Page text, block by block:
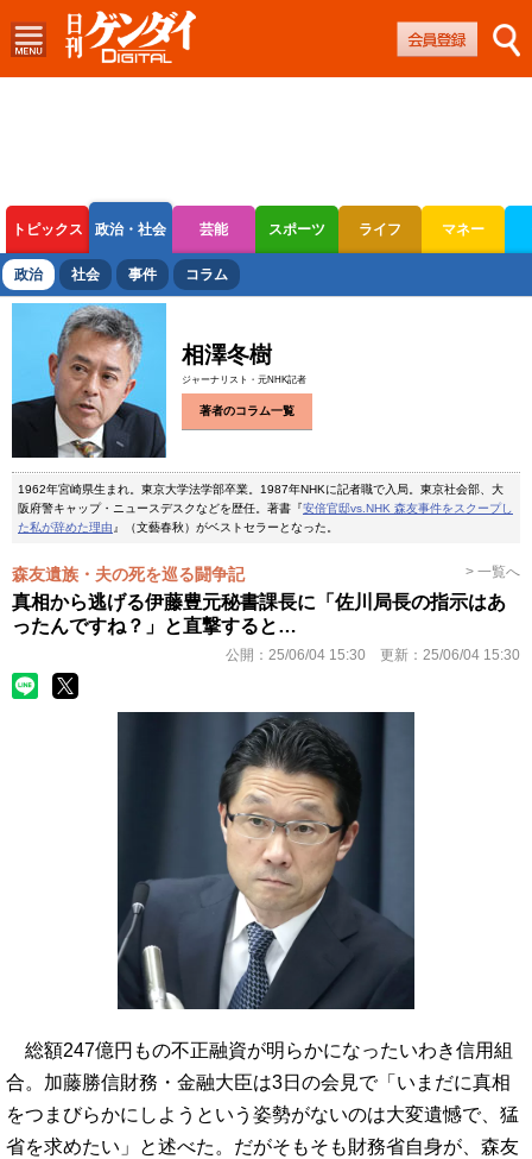
トピックス 政治・社会 芸能 スポーツ ライフ マネー
ボートレース 競輪 オートレース
政治 社会 事件 コラム
相澤冬樹
ジャーナリスト・元NHK記者
著者のコラム一覧
1962年宮崎県生まれ。東京大学法学部卒業。1987年NHKに記者職で入局。東京社会部、大
阪府警キャップ・ニュースデスクなどを歴任。著書『安倍官邸vs.NHK 森友事件をスクープし
た私が辞めた理由 』（文藝春秋）がベストセラーとなった。
森友遺族・夫の死を巡る闘争記 > 一覧へ
真相から逃げる伊藤豊元秘書課長に「佐川局長の指示はあ
ったんですね？」と直撃すると…
公開： 25/06/04 15:30 更新： 25/06/04 15:30
総額247億円もの不正融資が明らかになったいわき信用組
合。加藤勝信財務・金融大臣は3日の会見で「いまだに真相
をつまびらかにしようという姿勢がないのは大変遺憾で、猛
省を求めたい」と述べた。だがそもそも財務省自身が、森友